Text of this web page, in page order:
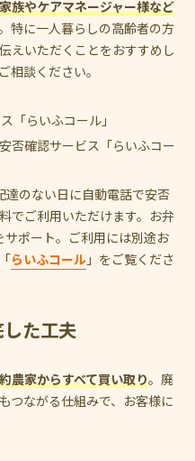
族やケアマネージャー様など
特に一人暮らしの高齢者の方
えいただくことをおすすめし
相談ください。
否確認サービス「らいふコー
のない日に自動電話で安否
でご利用いただけます。お弁
ポート。ご利用には別途お
らいふコール 」をご覧くださ
た工夫
農家からすべて買い取り。廃
つながる仕組みで、お客様に